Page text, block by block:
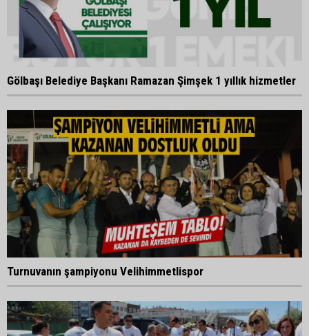
Gölbaşı Belediye Başkanı Ramazan Şimşek 1 yıllık hizmetler
Turnuvanın şampiyonu Velihimmetlispor